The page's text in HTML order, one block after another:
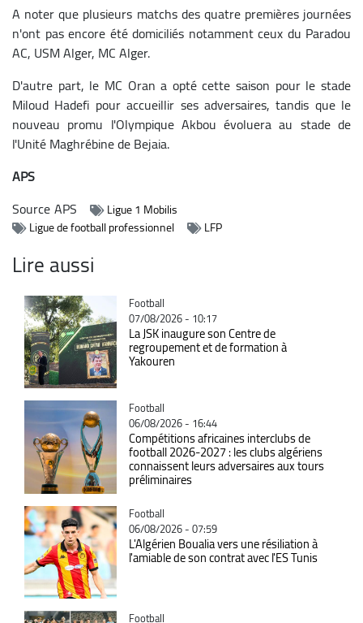
A noter que plusieurs matchs des quatre premières journées
n'ont pas encore été domiciliés notamment ceux du Paradou
AC, USM Alger, MC Alger.
D'autre part, le MC Oran a opté cette saison pour le stade
Miloud Hadefi pour accueillir ses adversaires, tandis que le
nouveau promu l'Olympique Akbou évoluera au stade de
l'Unité Maghrébine de Bejaia.
APS
SourceAPS
Ligue 1 Mobilis
Ligue de football professionnel
LFP
Lire aussi
Catégorie
Football
07/08/2026 - 10:17
La JSK inaugure son Centre de
regroupement et de formation à
Yakouren
Catégorie
Football
06/08/2026 - 16:44
Compétitions africaines interclubs de
football 2026-2027 : les clubs algériens
connaissent leurs adversaires aux tours
préliminaires
Catégorie
Football
06/08/2026 - 07:59
L'Algérien Boualia vers une résiliation à
l'amiable de son contrat avec l'ES Tunis
Catégorie
Football